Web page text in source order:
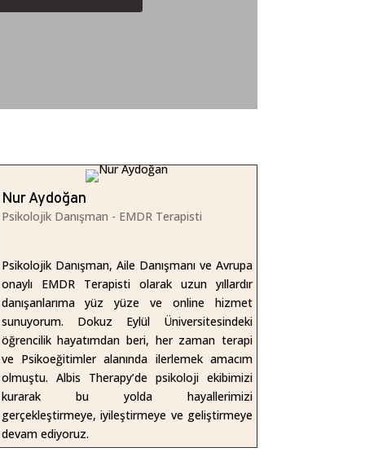
Nur Aydoğan
Psikolojik Danışman - EMDR Terapisti
Psikolojik Danışman, Aile Danışmanı ve Avrupa
onaylı EMDR Terapisti olarak uzun yıllardır
danışanlarıma yüz yüze ve online hizmet
sunuyorum. Dokuz Eylül Üniversitesindeki
öğrencilik hayatımdan beri, her zaman terapi
ve Psikoeğitimler alanında ilerlemek amacım
olmuştu. Albis Therapy’de psikoloji ekibimizi
kurarak bu yolda hayallerimizi
gerçekleştirmeye, iyileştirmeye ve geliştirmeye
devam ediyoruz.